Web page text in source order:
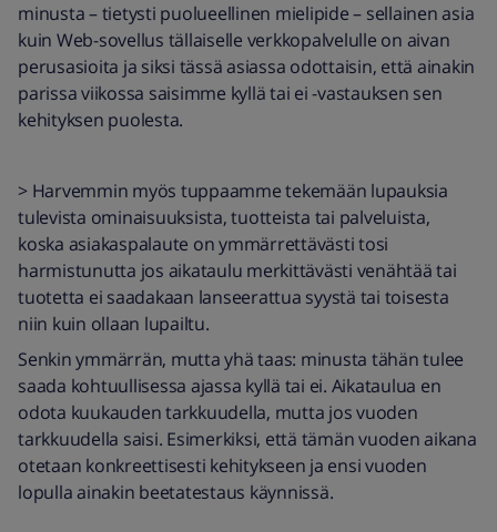
minusta – tietysti puolueellinen mielipide – sellainen asia
kuin Web-sovellus tällaiselle verkkopalvelulle on aivan
perusasioita ja siksi tässä asiassa odottaisin, että ainakin
parissa viikossa saisimme kyllä tai ei -vastauksen sen
kehityksen puolesta.
> Harvemmin myös tuppaamme tekemään lupauksia
tulevista ominaisuuksista, tuotteista tai palveluista,
koska asiakaspalaute on ymmärrettävästi tosi
harmistunutta jos aikataulu merkittävästi venähtää tai
tuotetta ei saadakaan lanseerattua syystä tai toisesta
niin kuin ollaan lupailtu.
Senkin ymmärrän, mutta yhä taas: minusta tähän tulee
saada kohtuullisessa ajassa kyllä tai ei. Aikataulua en
odota kuukauden tarkkuudella, mutta jos vuoden
tarkkuudella saisi. Esimerkiksi, että tämän vuoden aikana
otetaan konkreettisesti kehitykseen ja ensi vuoden
lopulla ainakin beetatestaus käynnissä.